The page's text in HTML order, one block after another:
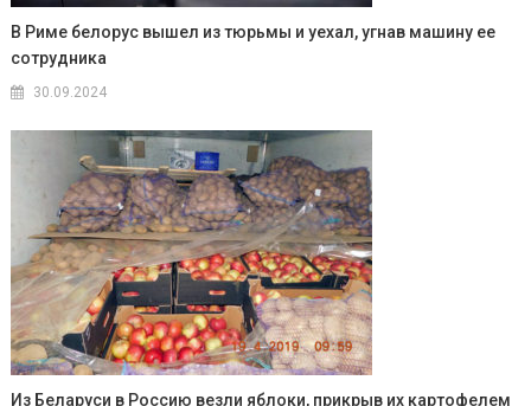
В Риме белорус вышел из тюрьмы и уехал, угнав машину ее
сотрудника
30.09.2024
Из Беларуси в Россию везли яблоки, прикрыв их картофелем